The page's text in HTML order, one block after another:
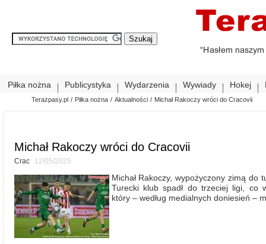
Piłka nożna Publicystyka Wydarzenia Wywiady Hokej
Terazpasy.pl / Piłka nożna / Aktualności / Michał Rakoczy wróci do Cracovii
Michał Rakoczy wróci do Cracovii
Crac 12/05/2025
Michał Rakoczy, wypożyczony zimą
Turecki klub spadł do trzeciej ligi, co
który – według medialnych doniesień –